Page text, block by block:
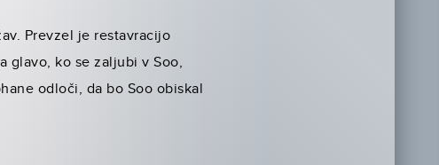
Prevzel je restavracijo
glavo, ko se zaljubi v Soo,
odloči, da bo Soo obiskal